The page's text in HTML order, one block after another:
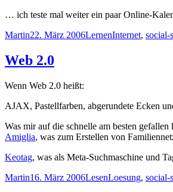
… ich teste mal weiter ein paar Online-
Autor
MartinVeröffentlicht
22. März 2006Kategorien
LernenSchlagwörter
Internet, social-
Web 2.0
Wenn Web 2.0 heißt:
AJAX, Pastellfarben, abgerundete Ecken
Was mir auf die schnelle am besten
Amiglia, was zum Erstellen von
Keotag, was als Meta-Suchmaschine und
Autor
MartinVeröffentlicht
16. März 2006Kategorien
LesenSchlagwörter
Loesung, social-